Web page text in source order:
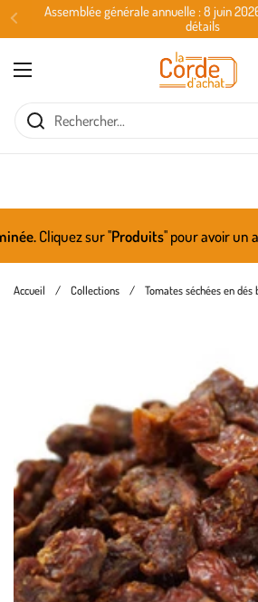
Passer au contenu
Assemblée générale annuelle : 8 juin
détails
Ouvrir le menu
Cliquez sur ''Produits'' pour avoir un
Accueil / Collections / Tomates séchées en dés